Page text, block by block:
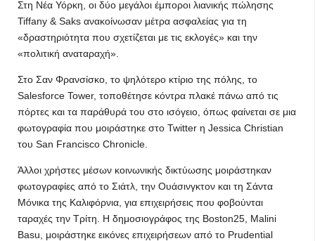
Στη Νέα Υόρκη, οι δύο μεγάλοι έμποροι λιανικής πώλησης
Tiffany & Saks ανακοίνωσαν μέτρα ασφαλείας για τη
«δραστηριότητα που σχετίζεται με τις εκλογές» και την
«πολιτική αναταραχή».
Στο Σαν Φρανσίσκο, το ψηλότερο κτίριο της πόλης, το
Salesforce Tower, τοποθέτησε κόντρα πλακέ πάνω από τις
πόρτες και τα παράθυρά του στο ισόγειο, όπως φαίνεται σε μια
φωτογραφία που μοιράστηκε στο Twitter η Jessica Christian
του San Francisco Chronicle.
Άλλοι χρήστες μέσων κοινωνικής δικτύωσης μοιράστηκαν
φωτογραφίες από το Σιάτλ, την Ουάσινγκτον και τη Σάντα
Μόνικα της Καλιφόρνια, για επιχειρήσεις που φοβούνται
ταραχές την Τρίτη. Η δημοσιογράφος της Boston25, Malini
Basu, μοιράστηκε εικόνες επιχειρήσεων από το Prudential